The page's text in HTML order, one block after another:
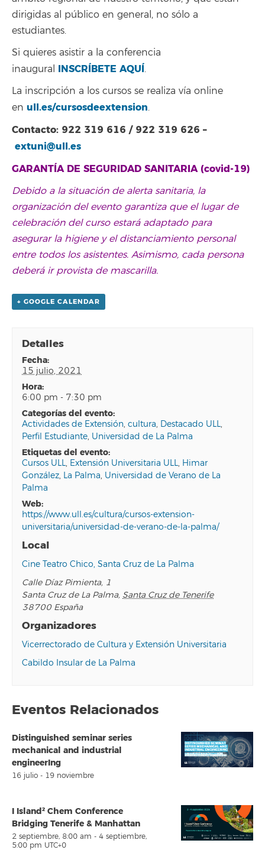
dirigidas al público en general, no sólo a
estudiantes.
Si quieres asistir a la conferencia
inaugural INSCRÍBETE AQUÍ.
La inscripción a los cursos se realiza vía online
en ull.es/cursosdeextension.
Contacto: 922 319 616 / 922 319 626 –
extuni@ull.es
GARANTÍA DE SEGURIDAD SANITARIA (covid-19)
Debido a la situación de alerta sanitaria, la
organización del evento garantiza que el lugar de
celebración del curso estará adaptado para
asegurar la higiene y el distanciamiento personal
entre todos los asistentes. Asimismo, cada persona
deberá ir provista de mascarilla.
+ GOOGLE CALENDAR
Detalles
fecha:
15 julio, 2021
hora:
6:00 pm - 7:30 pm
categorías del evento:
Actividades de Extensión,cultura, Destacado ULL,
Perfil Estudiante, Universidad de La Palma
etiquetas del evento:
Cursos ULL, Extensión Universitaria ULL, Himar
González, La Palma, Universidad de Verano de La
Palma
web:
https://www.ull.es/cultura/cursos-extension-
universitaria/universidad-de-verano-de-la-palma/
Local
Cine Teatro Chico, Santa Cruz de La Palma
Calle Díaz Pimienta, 1
Santa Cruz de La Palma, Santa Cruz de Tenerife
38700 España
Organizadores
Vicerrectorado de Cultura y Extensión Universitaria
Cabildo Insular de La Palma
Eventos Relacionados
Distinguished seminar series
mechanical and industrial
engineerIng
16 julio - 19 noviembre
I Island² Chem Conference
Bridging Tenerife & Manhattan
2 septiembre, 8:00 am - 4 septiembre,
5:00 pm UTC+0